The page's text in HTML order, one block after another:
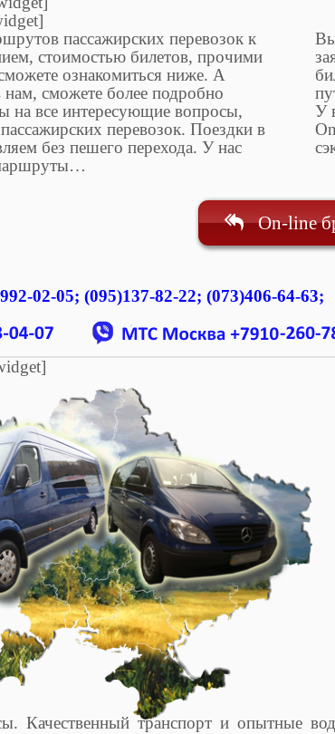
пассажирских перевозок к
стоимостью билетов, прочими
ознакомиться ниже. А
нам, сможете более подробно
на все интересующие вопросы,
перевозок. Поездки в
без пешего перехода. У нас
У
On-line
02-05; (095)137-82-22; (073)406-64-63;
Качественный транспорт и опытные